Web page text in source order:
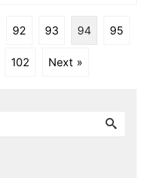
92 93 94 95
102 Next »